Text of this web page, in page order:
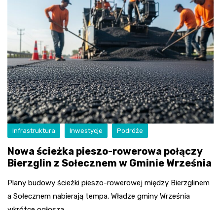
Infrastruktura Inwestycje Podróże
Nowa ścieżka pieszo-rowerowa połączy
Bierzglin z Sołecznem w Gminie Września
Plany budowy ścieżki pieszo-rowerowej między Bierzglinem
a Sołecznem nabierają tempa. Władze gminy Września